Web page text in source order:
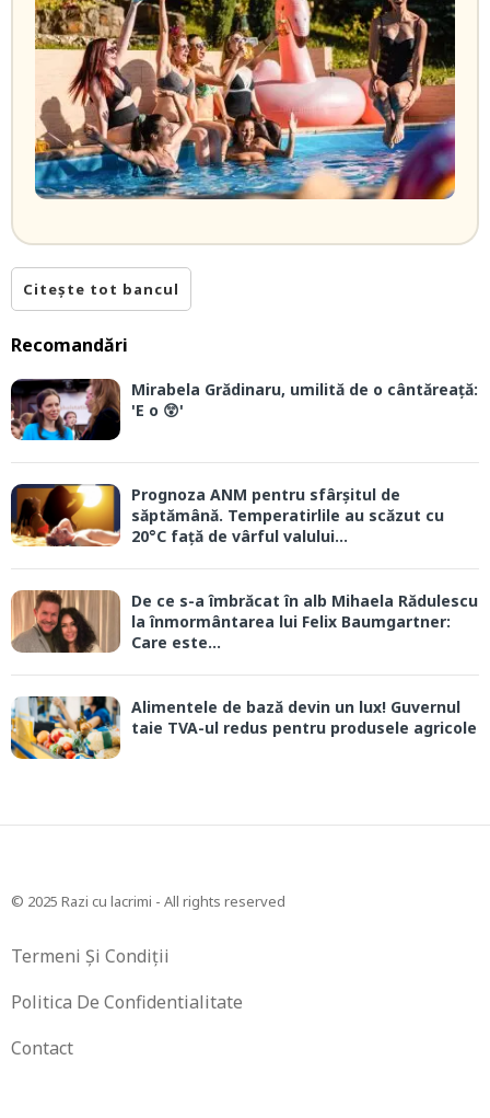
Citește tot bancul
Recomandări
Mirabela Grădinaru, umilită de o cântăreață:
'E o 😲'
Prognoza ANM pentru sfârșitul de
săptămână. Temperatirlile au scăzut cu
20°C față de vârful valului...
De ce s-a îmbrăcat în alb Mihaela Rădulescu
la înmormântarea lui Felix Baumgartner:
Care este...
Alimentele de bază devin un lux! Guvernul
taie TVA-ul redus pentru produsele agricole
© 2025 Razi cu lacrimi - All rights reserved
Termeni Și Condiții
Politica De Confidentialitate
Contact